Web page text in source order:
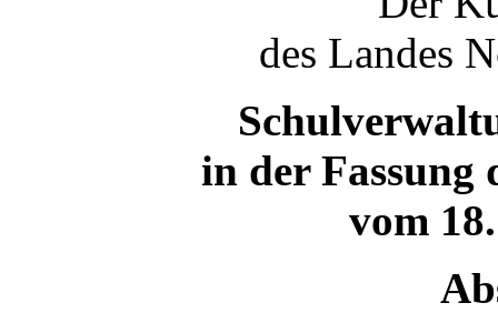
des Landes
in der Fassung
vom